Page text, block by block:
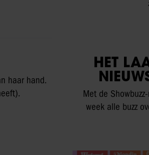
haar hand.
HET
Met de
week alle buzz